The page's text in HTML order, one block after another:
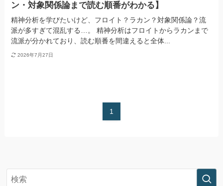
ン・対象関係論まで読む順番がわかる】
精神分析を学びたいけど、フロイト？ラカン？対象関係論？流
派が多すぎて混乱する…。 精神分析はフロイトからラカンまで
流派が分かれており、読む順番を間違えると全体...
2026年7月27日
1